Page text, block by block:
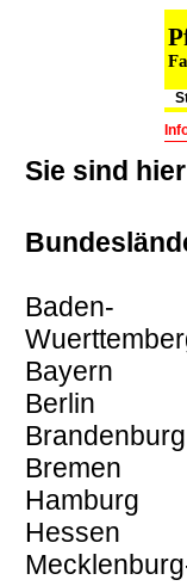
Sie sind
Baden-
Bayern
Berlin
Brandenburg
Bremen
Hamburg
Hessen